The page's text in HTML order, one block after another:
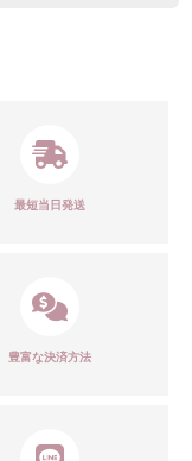
最短当日発送
豊富な決済方法